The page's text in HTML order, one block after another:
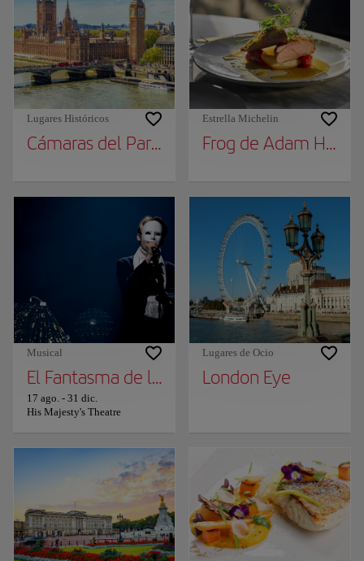
Lugares Históricos
Cámaras del Parlamento
Estrella Michelin
Frog de Adam
Musical
El Fantasma de la Ópera
17 ago. - 31 dic.
His Majesty's Theatre
Lugares de Ocio
London Eye